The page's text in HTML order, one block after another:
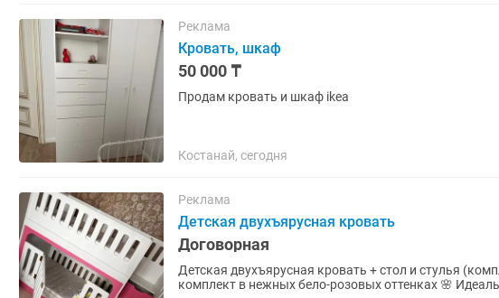
Реклама
Кровать, шкаф
50 000 ₸
Продам кровать и шкаф ikea
Костанай, сегодня
Реклама
Детская двухъярусная кровать
Договорная
Детская двухъярусная кровать + стол и стулья (комплект) Продается детский
комплект в нежных бело-розовых оттенках 🌸 Идеально